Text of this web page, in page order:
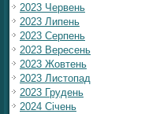
2023 Червень
2023 Липень
2023 Серпень
2023 Вересень
2023 Жовтень
2023 Листопад
2023 Грудень
2024 Січень